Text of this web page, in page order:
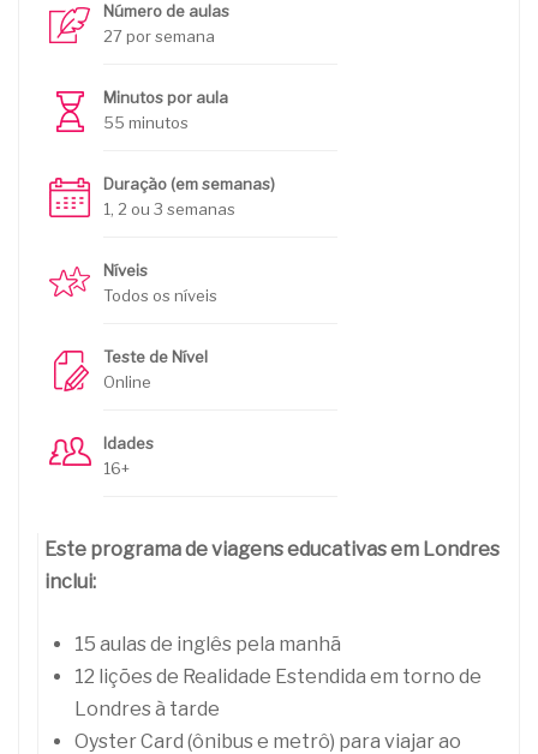
Número de aulas
27 por semana
Minutos por aula
55 minutos
Duração (em semanas)
1, 2 ou 3 semanas
Níveis
Todos os níveis
Teste de Nível
Online
Idades
16+
Este programa de viagens educativas em Londres
inclui:
15 aulas de inglês pela manhã
12 lições de Realidade Estendida em torno de
Londres à tarde
Oyster Card (ônibus e metrô) para viajar ao